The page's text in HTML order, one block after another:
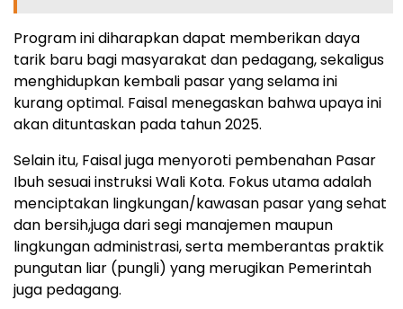
Program ini diharapkan dapat memberikan daya
tarik baru bagi masyarakat dan pedagang, sekaligus
menghidupkan kembali pasar yang selama ini
kurang optimal. Faisal menegaskan bahwa upaya ini
akan dituntaskan pada tahun 2025.
Selain itu, Faisal juga menyoroti pembenahan Pasar
Ibuh sesuai instruksi Wali Kota. Fokus utama adalah
menciptakan lingkungan/kawasan pasar yang sehat
dan bersih,juga dari segi manajemen maupun
lingkungan administrasi, serta memberantas praktik
pungutan liar (pungli) yang merugikan Pemerintah
juga pedagang.